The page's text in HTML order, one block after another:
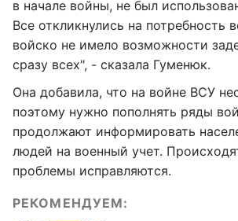
в начале войны, не был
Все откликнулись на потребность
войско не имело возможности
сразу всех", - сказала Гуменюк.
Она добавила, что на войне ВСУ
поэтому нужно пополнять ряды
продолжают информировать
людей на военный учет.
проблемы исправляются.
РЕКОМЕНДУЕМ: